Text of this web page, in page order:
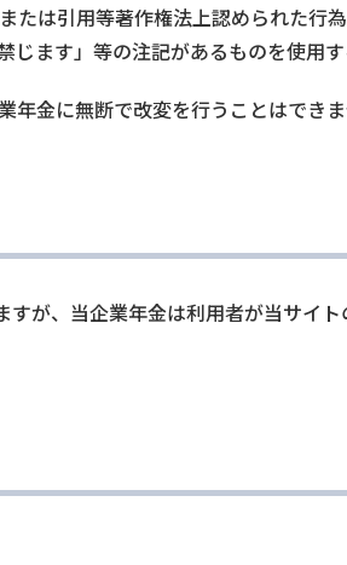
たは引用等著作権法上認められた行
ます」等の注記があるものを使用
金に無断で改変を行うことはできま
が、当企業年金は利用者が当サイ